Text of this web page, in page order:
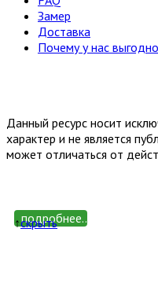
подробнее...
↑cкрыть
Замер
Доставка
Почему у нас выгодно
Данный ресурс носит
характер и не является
может отличаться от